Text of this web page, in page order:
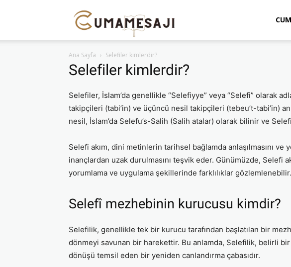
Ana Sayfa Selefiler kimlerdir?
Selefiler kimlerdir?
Selefiler, İslam’da genellikle “Selefiyye” veya “Selefi” olarak
takipçileri (tabi’in) ve üçüncü nesil takipçileri (tebeu’t-tabi’in)
nesil, İslam’da Selefu’s-Salih (Salih atalar) olarak bilinir ve
Selefi akım, dini metinlerin tarihsel bağlamda anlaşılmasını
inançlardan uzak durulmasını teşvik eder. Günümüzde, Selefi
yorumlama ve uygulama şekillerinde farklılıklar gözlemlenebilir.
Selefî mezhebinin kurucusu kimdir?
Selefilik, genellikle tek bir kurucu tarafından başlatılan bir
dönmeyi savunan bir harekettir. Bu anlamda, Selefilik, belirli bir
dönüşü temsil eden bir yeniden canlandırma çabasıdır.